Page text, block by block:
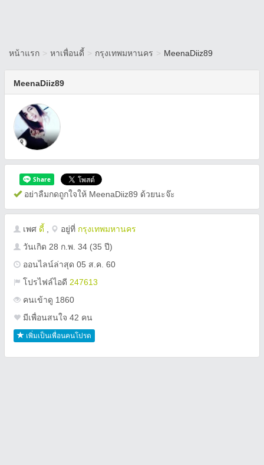
หน้าแรก > หาเพื่อนดี้ > กรุงเทพมหานคร > MeenaDiiz89
MeenaDiiz89
อย่าลืมกดถูกใจให้ MeenaDiiz89 ด้วยนะจ๊ะ
เพศ ดี้ อยู่ที่ กรุงเทพมหานคร
วันเกิด 28 ก.พ. 34 (35 ปี)
ออนไลน์ล่าสุด 05 ส.ค. 60
โปรไฟล์ไอดี 247613
คนเข้าดู 1860
มีเพื่อนสนใจ 42 คน
เพิ่มเป็นเพื่อนคนโปรด